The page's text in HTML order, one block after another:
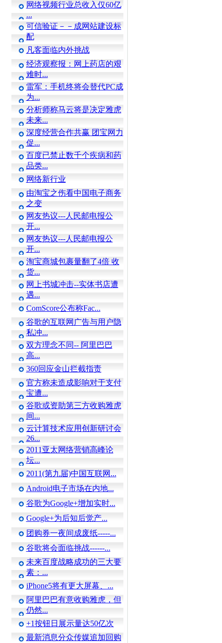
网络视频行业总收入仅60亿
...
可信验证－－成网站建设标
配
凡客面临内外挑战
经济观察报：网上药店的艰
难时...
雷军：手机终将会替代PC成
为...
分析师称马云将是决定雅虎
未来...
深度经营合作共赢 团宝网力
促...
百度已禁止数千个疾病和药
品类...
网络新行业
由淘宝之伤看中国电子商务
之变
网友热议---人民邮电报公
开...
网友热议---人民邮电报公
开...
淘宝商城包裹量翻了4倍 收
货...
网上书城冲击--实体书店遭
遇...
ComScore公布称Fac...
谷歌的互联网广告与用户隐
私冲...
双方理念不同-- 阿里巴巴
高...
360回应金山拦截指责
官方称未造成影响对于支付
宝遭...
谷歌或资助第三方收购雅虎
间...
云计算技术应用创新研讨会
26...
2011亚太网络营销高峰论
坛...
2011(第九届)中国互联网...
Android电子市场在内地...
谷歌为Google+增加实时...
Google+为后知后觉产...
团购券一夜间成废纸-----...
谷歌将会面临挑战------...
未来百度战略成功的三大要
素：...
iPhone5将有更大屏幕、...
阿里巴巴有意收购雅虎，但
仍然...
+1按钮日展示量达50亿次
最新消息分众传媒追加回购